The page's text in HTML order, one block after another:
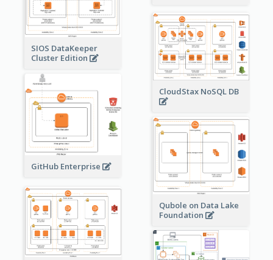
SIOS DataKeeper
Cluster Edition
CloudStax NoSQL DB
GitHub Enterprise
Qubole on Data Lake
Foundation